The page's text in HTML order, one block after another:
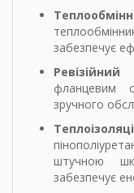
забезпечує
фланцевим
зручного
штучною
забезпечує